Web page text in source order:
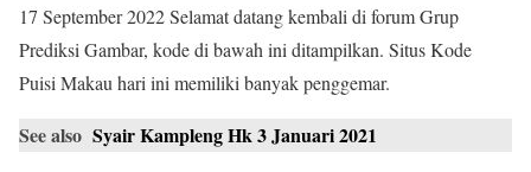
17 September 2022 Selamat datang kembali di forum Grup
Prediksi Gambar, kode di bawah ini ditampilkan. Situs Kode
Puisi Makau hari ini memiliki banyak penggemar.
See also Syair Kampleng Hk 3 Januari 2021